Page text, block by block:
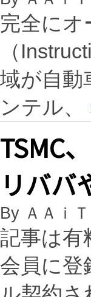
完全に
（
域が自動
ンテル、
TSMC
リババ
By ＡＡｉ
記事は有
会員に登